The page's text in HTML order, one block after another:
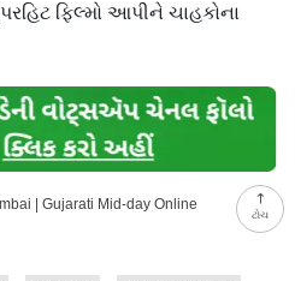
ટોચ
ફિલ્મો આપીને ચાહકોના
| Gujarati Mid-day Online